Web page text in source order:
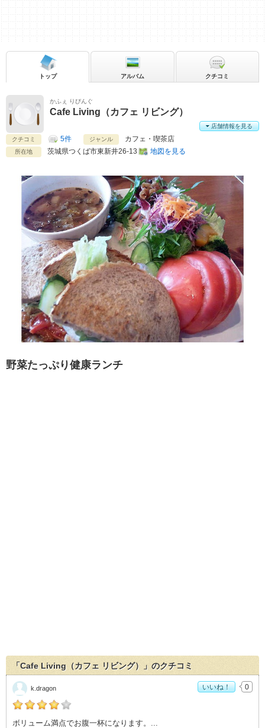
かふぇ りびんぐ
Cafe Living（カフェ リビング）
クチコミ 5件 ジャンル カフェ・喫茶店
所在地 茨城県つくば市東新井26-13 地図を見る
店舗情報を見る
トップ アルバム クチコミ
野菜たっぷり健康ランチ
「Cafe Living（カフェ リビング）」のクチコミ
の「Cafe Living（カフェ リビング）」おすすめ度：
ボリューム満点でお腹一杯になります。
k.dragon いいね！ 0